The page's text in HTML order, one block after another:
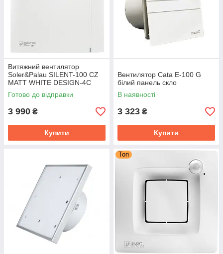
Витяжний вентилятор
Soler&Palau SILENT-100 CZ
MATT WHITE DESIGN-4C
білий матовий
Готово до відправки
3 990 ₴
Купити
Вентилятор Cata E-100 G
білий панель скло
В наявності
3 323 ₴
Купити
Топ